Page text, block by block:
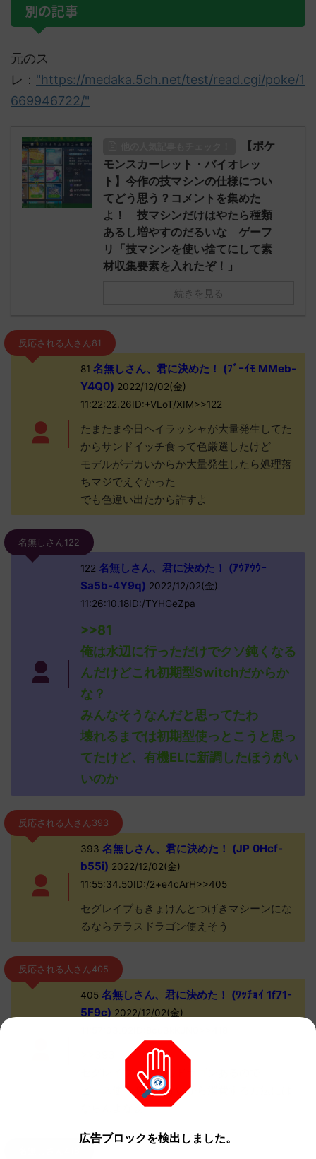
別の記事
元のス
レ： "https://medaka.5ch.net/test/read.cgi/poke/1
669946722/"
【ポケ
モンスカーレット・バイオレッ
ト】今作の技マシンの仕様につい
てどう思う？コメントを集めた
よ！ 技マシンだけはやたら種類
あるし増やすのだるいな ゲーフ
リ「技マシンを使い捨てにして素
材収集要素を入れたぞ！」
続きを見る
反応される人さん81
81 名無しさん、君に決めた！ (ﾌﾞｰｲﾓ MMeb-
Y4Q0) 2022/12/02(金)
11:22:22.26ID:+VLoT/XIM>>122
たまたま今日ヘイラッシャが大量発生してた
からサンドイッチ食って色厳選したけど
モデルがデカいからか大量発生したら処理落
ちマジでえぐかった
でも色違い出たから許すよ
名無しさん122
122 名無しさん、君に決めた！ (ｱｳｱｳｳｰ
Sa5b-4Y9q) 2022/12/02(金)
11:26:10.18ID:/TYHGeZpa
>>81
俺は水辺に行っただけでクソ鈍くなる
んだけどこれ初期型Switchだからか
な？
みんなそうなんだと思ってたわ
壊れるまでは初期型使っとこうと思っ
てたけど、有機ELに新調したほうがい
いのか
反応される人さん393
393 名無しさん、君に決めた！ (JP 0Hcf-
b55i) 2022/12/02(金)
11:55:34.50ID:/2+e4cArH>>405
セグレイブもきょけんとつげきマシーンにな
るならテラスドラゴン使えそう
反応される人さん405
405名無しさん、君に決めた！ (ﾜｯﾁｮｲ 1f71-
5F9c) 2022/12/02(金)
セグレイブは元からドラゴンあるので
ピース使う必要性ないから消費する方法には
ならんよなぁ
広告ブロックを検出しました。